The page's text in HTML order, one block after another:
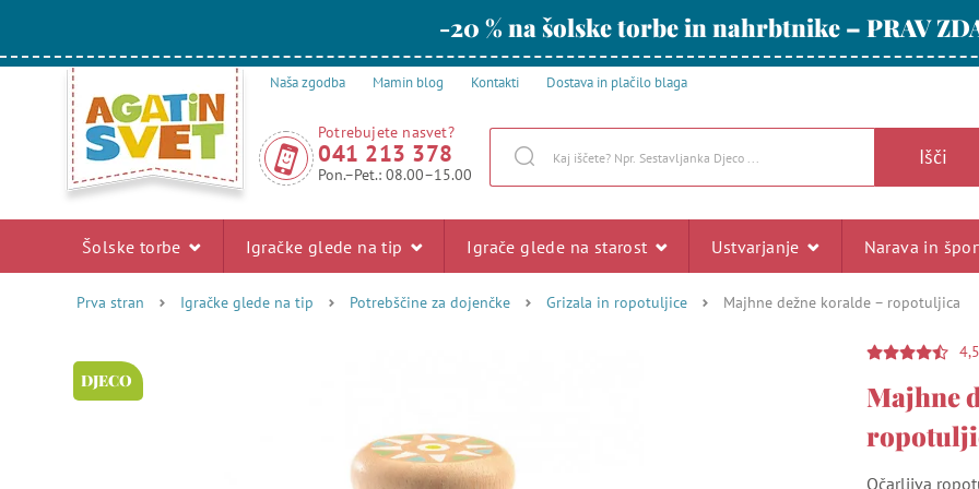
-20 % na šolske torbe in nahrbtnike – PRAV
Naša zgodba Mamin blog Kontakti Dostava in plačilo blaga
Potrebujete nasvet?
041 213 378
Pon.–Pet.: 08.00–15.00
Išči
Šolske torbe Igračke glede na tip Igrače glede na starost Ustvarjanje Narava in
Prva stran Igračke glede na tip Potrebščine za dojenčke Grizala in ropotuljice Majhne dežne koralde – ropotuljica
DJECO
4,5
Majhne
Očarljiva